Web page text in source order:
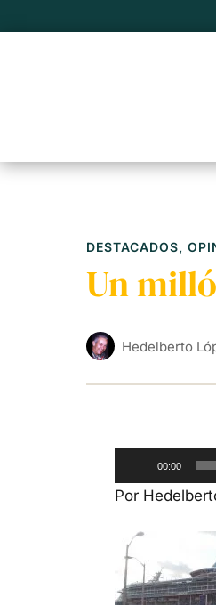
DESTACADOS,
Un
Hedelberto
Reproductor
de
00:00
Por